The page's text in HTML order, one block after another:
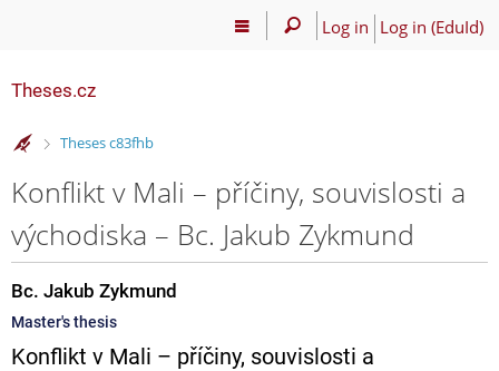
Log in Log in (EduId)
Theses.cz
>
Theses c83fhb
Konflikt v Mali – příčiny, souvislosti a
východiska – Bc. Jakub Zykmund
Bc. Jakub Zykmund
Master's thesis
Konflikt v Mali – příčiny, souvislosti a